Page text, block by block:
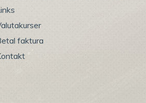
faktura